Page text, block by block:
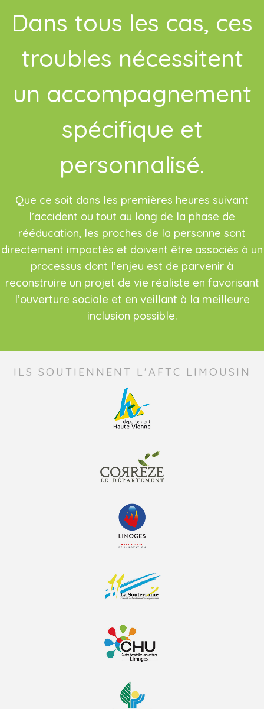
Dans tous les cas, ces
troubles nécessitent
un accompagnement
spécifique et
personnalisé.
Que ce soit dans les premières heures suivant
l’accident ou tout au long de la phase de
rééducation, les proches de la personne sont
directement impactés et doivent être associés à un
processus dont l’enjeu est de parvenir à
reconstruire un projet de vie réaliste en favorisant
l’ouverture sociale et en veillant à la meilleure
inclusion possible.
ILS SOUTIENNENT L'AFTC LIMOUSIN